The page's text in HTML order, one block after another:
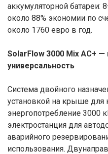
аккумуляторной батареи:
около 88% экономии по
около 1760 евро в год.
SolarFlow 3000 Mix AC+
универсальность
Система двойного
установкой на крыше для
энергопотребление 3000
электростанция для
аварийного
использования.